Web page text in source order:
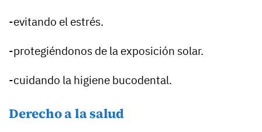
-evitando el estrés.
-protegiéndonos de la exposición solar.
-cuidando la higiene bucodental.
Derecho a la salud